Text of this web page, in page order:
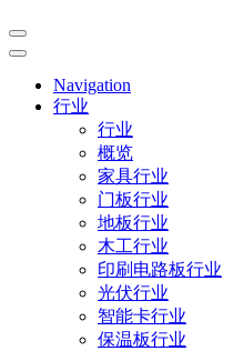
Navigation
行业
行业
概览
家具行业
门板行业
地板行业
木工行业
印刷电路板行业
光伏行业
智能卡行业
保温板行业